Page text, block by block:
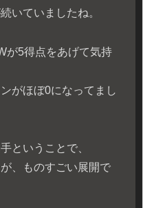
いていましたね。
が5得点をあげて気持
がほぼ0になってまし
ということで、
、ものすごい展開で